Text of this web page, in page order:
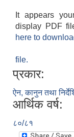
It appears
display PDF
here to
file.
प्रकार:
ऐन, कानुन तथा
आर्थिक वर्ष:
८०/८१